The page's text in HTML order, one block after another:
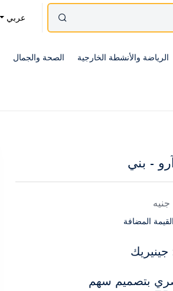
عربي
الرياضة والأنشطة الخارجية الصحة والجمال
- بني
جنيه
المضافة
جينيريك
بتصميم سهم